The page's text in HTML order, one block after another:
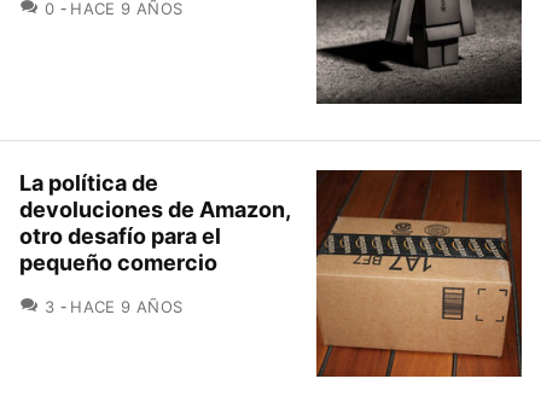
0 COMENTARIOS
HACE 9 AÑOS
La política de
devoluciones de Amazon,
otro desafío para el
pequeño comercio
3 COMENTARIOS
HACE 9 AÑOS